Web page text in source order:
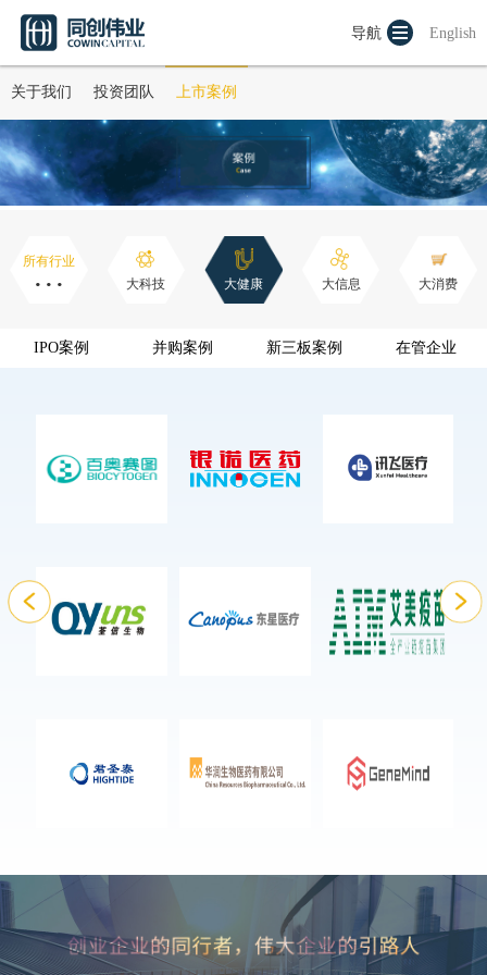
English
导航
关于我们 投资团队 上市案例
所有行业
··· 大科技 大健康 大信息 大消费
IPO案例 并购案例 新三板案例 在管企业